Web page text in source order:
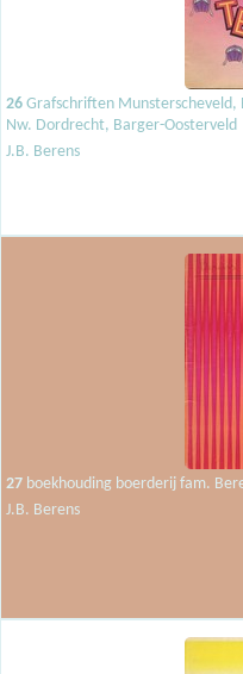
26 Grafschriften Munsterscheveld,
Nw. Dordrecht, Barger-Oosterveld
J.B. Berens
27 boekhouding boerderij fam.
J.B. Berens